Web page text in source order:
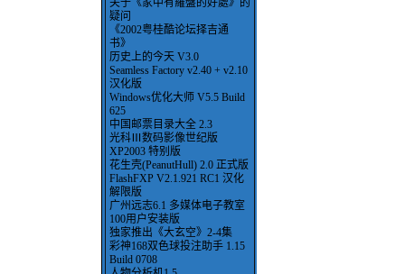
关于《家中有羅盤的好處》的
疑问
《2002粤桂酷论坛择吉通
书》
历史上的今天 V3.0
Seamless Factory v2.40 + v2.10
汉化版
Windows优化大师 V5.5 Build
625
中国邮票目录大全 2.3
光科Ⅲ数码影像世纪版
XP2003 特别版
花生壳(PeanutHull) 2.0 正式版
FlashFXP V2.1.921 RC1 汉化
解限版
广州远志6.1 多媒体电子教室
100用户安装版
独家推出《大玄空》2-4集
彩神168双色球投注助手 1.15
Build 0708